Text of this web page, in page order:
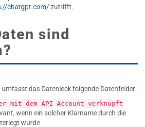
chatgpt.com/zutrifft.
sind
das Datenleck folgende Datenfelder:
mit dem API Account verknüpft
wenn ein solcher Klarname durch die
wurde